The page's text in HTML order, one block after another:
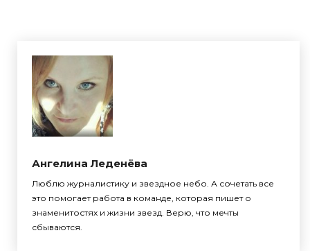
Ангелина Леденёва
Люблю журналистику и звездное небо. А сочетать все
это помогает работа в команде, которая пишет о
знаменитостях и жизни звезд. Верю, что мечты
сбываются.